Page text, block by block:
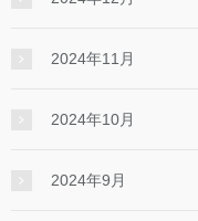
2024年11月
2024年10月
2024年9月